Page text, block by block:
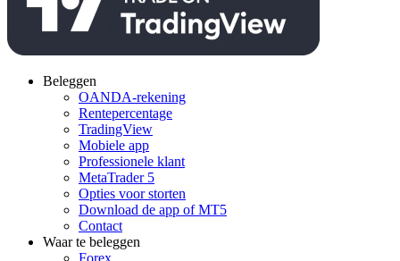
Beleggen
OANDA-rekening
Rentepercentage
TradingView
Mobiele app
Professionele klant
MetaTrader 5
Opties voor storten
Download de app of MT5
Contact
Waar te beleggen
Forex